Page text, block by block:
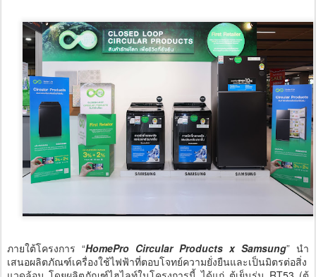
ภายใต้โครงการ “HomePro Circular Products x Samsung” นำ
เสนอผลิตภัณฑ์เครื่องใช้ไฟฟ้าที่ตอบโจทย์ความยั่งยืนและเป็นมิตรต่อสิ่ง